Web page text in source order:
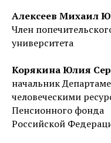
Алексеев Михаил
Член
университета
Корякина Юлия
начальник
человеческими
Пенсионного фонда
Российской